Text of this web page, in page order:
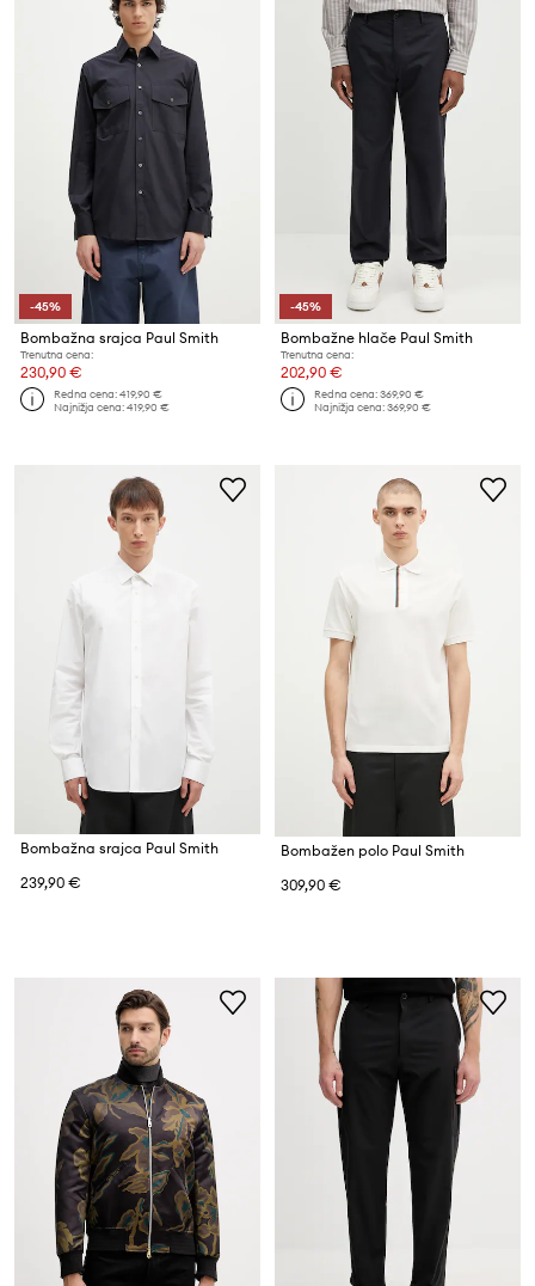
-45%
Bombažna srajca Paul Smith
Trenutna cena:
230,90 €
Redna cena:419,90 €
Najnižja cena:419,90 €
-45%
Bombažne hlače Paul Smith
Trenutna cena:
202,90 €
Redna cena:369,90 €
Najnižja cena:369,90 €
Bombažna srajca Paul Smith
239,90 €
Bombažen polo Paul Smith
309,90 €